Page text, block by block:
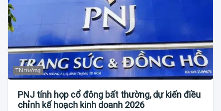
Thị trường
PNJ tính họp cổ đông bất thường, dự kiến điều
chỉnh kế hoạch kinh doanh 2026